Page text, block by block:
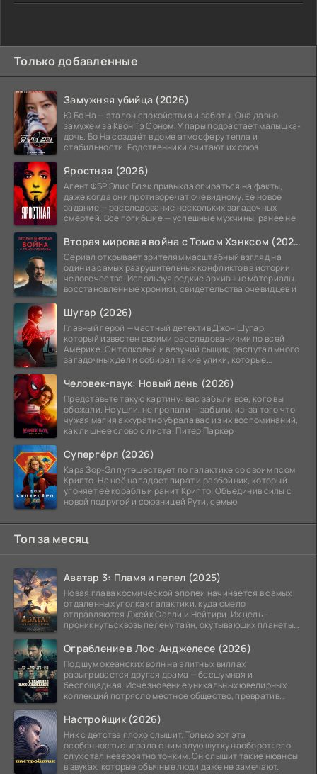
Только добавленные
Замужняя убийца (2026)
Ю Бо На — эталон спокойствия и заботы. Она давно
замужем за Квон Тэ Соном. У пары подрастает малышка-
дочь. Бо На создаёт в доме атмосферу тепла и
стабильности. Родственники считают их союз
Яростная (2026)
Агент ФБР Элис Блэк привыкла опираться на факты,
даже когда они противоречат очевидному. Её новое
задание — расследование нескольких загадочных
смертей. Все погибшие — успешные мужчины, ранее не
Вторая мировая война с Томом Хэнксом (2026)
Сериал открывает зрителям масштабный взгляд на
один из самых разрушительных конфликтов в истории
человечества. Используя редкие архивные материалы,
восстановленные хроники, свидетельства очевидцев и
Шугар (2026)
Главный герой — частный детектив Джон Шугар,
который известен своими расследованиями по всей
Америке. Он толковый и везучий сыщик, распутал много
загадочных дел и собирал такие улики, которые
Человек-паук: Новый день (2026)
Представьте такую картину: вас забыли все, кого вы
обожали. Не ушли, не пропали — забыли, из-за того что
чужая магия аккуратно убрала вас из их воспоминаний,
как лишнее слово с листа. Питер Паркер
Супергёрл (2026)
Кара Зор-Эл путешествует по галактике со своим псом
Крипто. На неё нападает пират и разбойник, который
угоняет её корабль и ранит Крипто. Объединив силы с
новой подругой и союзницей Рути, семью
Топ за месяц
Аватар 3: Пламя и пепел (2025)
Новая глава космической эпопеи начинается в самых
отдаленных уголках галактики, куда смело
отправляются Джейк Салли и Нейтири. Их цель –
проникнуть сквозь пелену тайн, окутывающих планеты
Ограбление в Лос-Анджелесе (2026)
Под шум океанских волн на элитных виллах
разыгрывается другая драма — бесшумная и
беспощадная. Исчезновение уникальных ювелирных
коллекций потрясло местное общество, превратив
Настройщик (2026)
Ник с детства плохо слышит. Только вот эта
особенность сыграла с ним злую шутку наоборот: его
слух стал невероятно тонким. Он слышит такие нюансы
в звуках, которые обычные люди даже не замечают.